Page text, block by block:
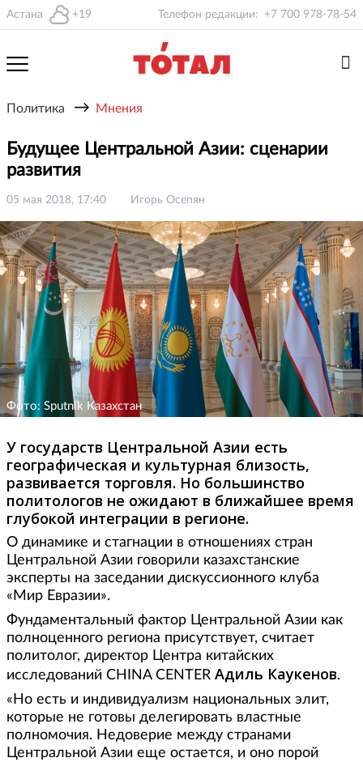
Астана +19 Телефон редакции: +7 700 978-78-54
Политика → Мнения
Будущее Центральной Азии: сценарии
развития
05 мая 2018, 17:40 Игорь Осепян
Фото: Sputnik Казахстан
У государств Центральной Азии есть
географическая и культурная близость,
развивается торговля. Но большинство
политологов не ожидают в ближайшее время
глубокой интеграции в регионе.
О динамике и стагнации в отношениях стран
Центральной Азии говорили казахстанские
эксперты на заседании дискуссионного клуба
«Мир Евразии».
Фундаментальный фактор Центральной Азии как
полноценного региона присутствует, считает
политолог, директор Центра китайских
исследований CHINA CENTER Адиль Каукенов.
«Но есть и индивидуализм национальных элит,
которые не готовы делегировать властные
полномочия. Недоверие между странами
Центральной Азии еще остается, и оно порой